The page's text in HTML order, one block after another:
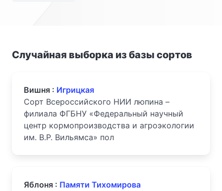
Случайная выборка из базы сортов
Вишня : Игрицкая
Сорт Всероссийского НИИ люпина –
филиала ФГБНУ «Федеральный научный
центр кормопроизводства и агроэкологии
им. В.Р. Вильямса» пол
Яблоня : Памяти Тихомирова